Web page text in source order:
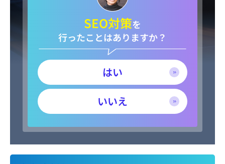
SEO対策を
行ったことはありますか？
はい
いいえ